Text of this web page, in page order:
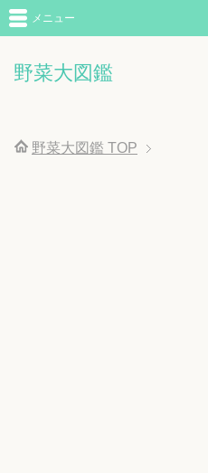
野菜大図鑑
メニュー
野菜大図鑑 TOP